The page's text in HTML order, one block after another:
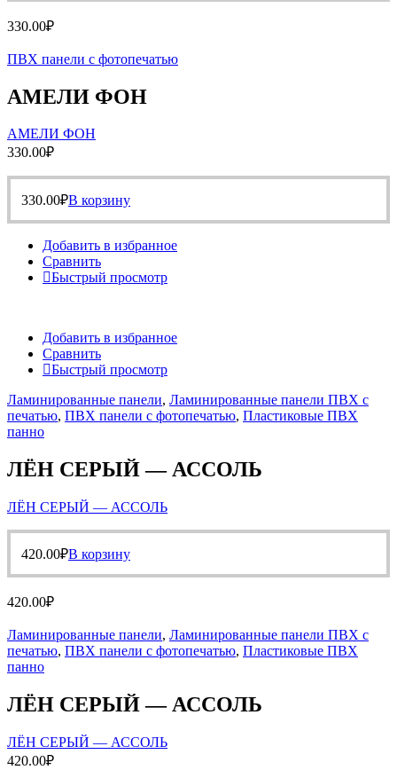
330.00₽
ПВХ панели с фотопечатью
АМЕЛИ ФОН
АМЕЛИ ФОН
330.00₽
330.00₽В корзину
Добавить в избранное
Сравнить
Быстрый просмотр
Добавить в избранное
Сравнить
Быстрый просмотр
Ламинированные панели, Ламинированные панели ПВХ с
печатью, ПВХ панели с фотопечатью, Пластиковые ПВХ
панно
ЛЁН СЕРЫЙ — АССОЛЬ
ЛЁН СЕРЫЙ — АССОЛЬ
420.00₽В корзину
420.00₽
Ламинированные панели, Ламинированные панели ПВХ с
печатью, ПВХ панели с фотопечатью, Пластиковые ПВХ
панно
ЛЁН СЕРЫЙ — АССОЛЬ
ЛЁН СЕРЫЙ — АССОЛЬ
420.00₽